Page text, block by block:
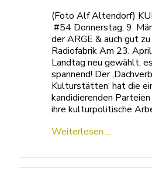
(Foto Alf Altendorf)
#54 Donnerstag, 9.
der ARGE & auch gut
Radiofabrik Am 23.
Landtag neu gewählt,
spannend! Der
Kulturstätten‘ hat die
kandidierenden
ihre kulturpolitische
Weiterlesen ...